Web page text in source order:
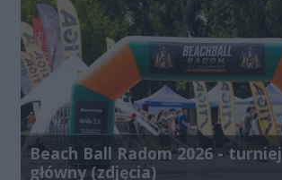
Beach Ball Radom 2026 - turniej
główny (zdjęcia)